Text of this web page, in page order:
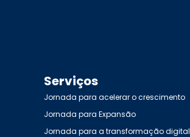
Serviços
Jornada para acelerar o crescimento
Jornada para Expansão
Jornada para a transformação digital